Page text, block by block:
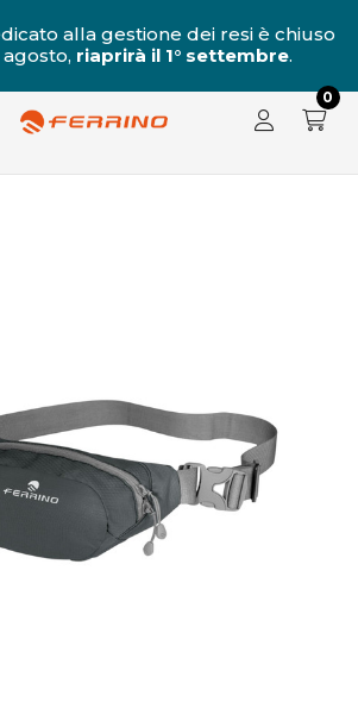
alla gestione dei resi è chiuso
riaprirà il 1° settembre.
0